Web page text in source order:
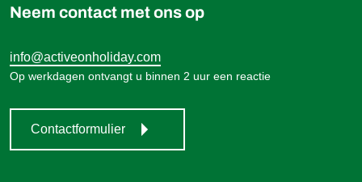
Neem contact met ons op
info@activeonholiday.com
Op werkdagen ontvangt u binnen 2 uur een reactie
Contactformulier